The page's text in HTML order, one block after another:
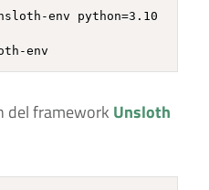
env python=3.10
del framework Unsloth